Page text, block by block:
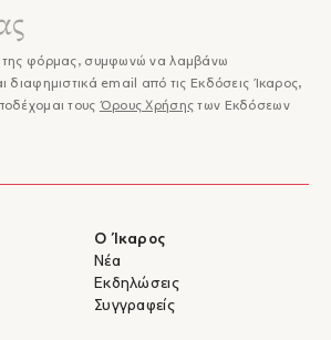
της φόρμας, συμφωνώ να λαμβάνω
διαφημιστικά email από τις Εκδόσεις Ίκαρος,
τους Όρους Χρήσης των Εκδόσεων
Ο Ίκαρος
Νέα
Εκδηλώσεις
Συγγραφείς